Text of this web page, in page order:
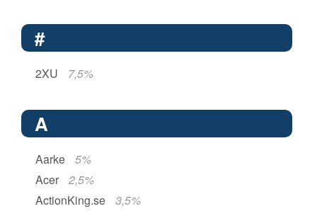
#
2XU 7,5%
A
Aarke
5%
Acer
2,5%
ActionKing.se
3,5%